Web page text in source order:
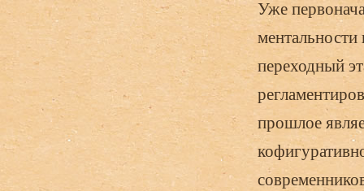
Уже
ментальности
переходный
прошлое